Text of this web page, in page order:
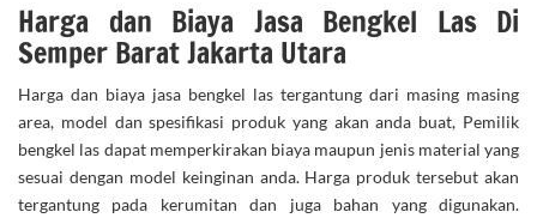
Harga dan Biaya Jasa Bengkel Las Di
Semper Barat Jakarta Utara
Harga dan biaya jasa bengkel las tergantung dari masing masing
area, model dan spesifikasi produk yang akan anda buat, Pemilik
bengkel las dapat memperkirakan biaya maupun jenis material yang
sesuai dengan model keinginan anda. Harga produk tersebut akan
tergantung pada kerumitan dan juga bahan yang digunakan.